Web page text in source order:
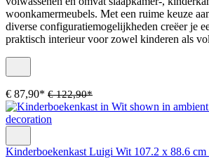
woonkamermeubels. Met een ruime keuze
diverse configuratiemogelijkheden creëer je
praktisch interieur voor zowel kinderen als
€ 87,90* € 122,90*
Kinderboekenkast Luigi Wit 107.2 x 88.6